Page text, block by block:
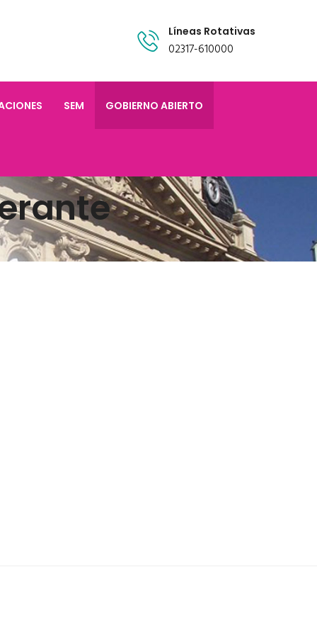
Líneas Rotativas
02317-610000
SEM GOBIERNO ABIERTO